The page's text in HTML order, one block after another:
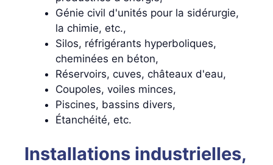
Génie civil d'unités pour la sidérurgie,
la chimie, etc.,
Silos, réfrigérants hyperboliques,
cheminées en béton,
Réservoirs, cuves, châteaux d'eau,
Coupoles, voiles minces,
Piscines, bassins divers,
Étanchéité, etc.
Installations industrielles,